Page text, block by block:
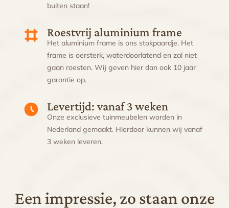
buiten staan!
Roestvrij aluminium frame
Het aluminium frame is ons stokpaardje. Het
frame is oersterk, waterdoorlatend en zal niet
gaan roesten. Wij geven hier dan ook 10 jaar
garantie op.
Levertijd: vanaf 3 weken
Onze exclusieve tuinmeubelen worden in
Nederland gemaakt. Hierdoor kunnen wij vanaf
3 weken leveren.
Een impressie, zo staan onze